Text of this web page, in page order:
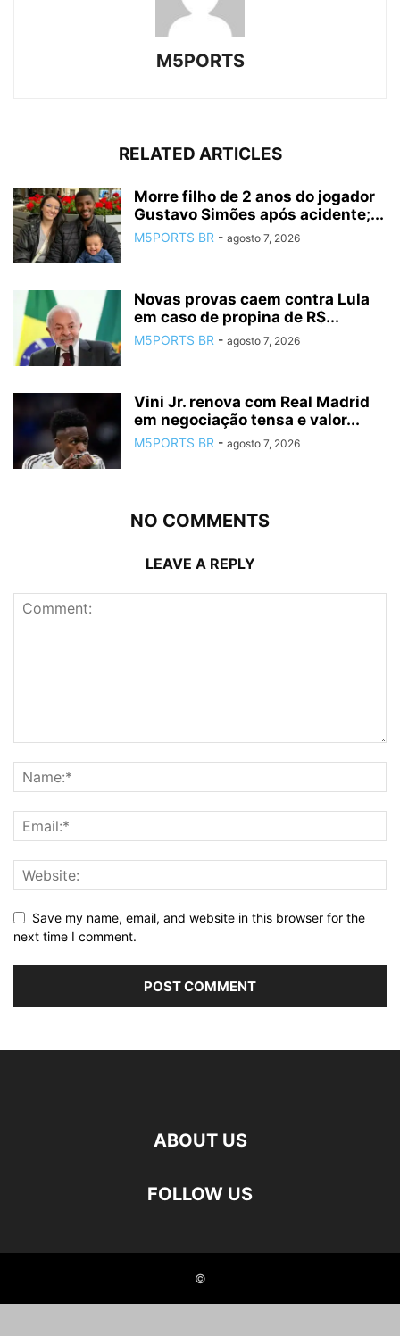
M5PORTS
RELATED ARTICLES
Morre filho de 2 anos do jogador
Gustavo Simões após acidente;...
M5PORTS BR - agosto 7, 2026
Novas provas caem contra Lula
em caso de propina de R$...
M5PORTS BR - agosto 7, 2026
Vini Jr. renova com Real Madrid
em negociação tensa e valor...
M5PORTS BR - agosto 7, 2026
NO COMMENTS
LEAVE A REPLY
Save my name, email, and website in this browser for the
next time I comment.
ABOUT US
FOLLOW US
©